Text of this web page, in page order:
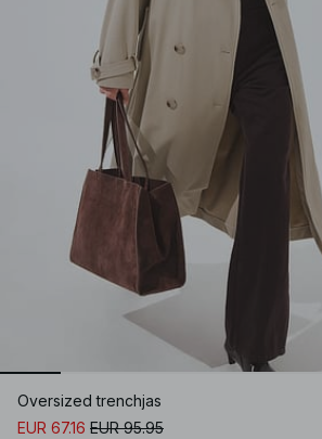
Oversized trenchjas
EUR 67.16 EUR 95.95